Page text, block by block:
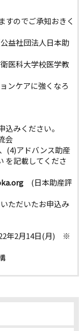
すのでご承知おきく
益社団法人日本助
医科大学校医学教
ンケアに強くなろ
みください。
会
(4)アドバンス助産
を記載してくださ
(日本助産評
ただいたお申込み
年2月14日(月) ※